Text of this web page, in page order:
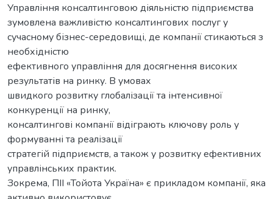
Управління консалтинговою діяльністю підприємства
зумовлена важливістю консалтингових послуг у
сучасному бізнес-середовищі, де компанії стикаються з
необхідністю
ефективного управління для досягнення високих
результатів на ринку. В умовах
швидкого розвитку глобалізації та інтенсивної
конкуренції на ринку,
консалтингові компанії відіграють ключову роль у
формуванні та реалізації
стратегій підприємств, а також у розвитку ефективних
управлінських практик.
Зокрема, ПІІ «Тойота Україна» є прикладом компанії, яка